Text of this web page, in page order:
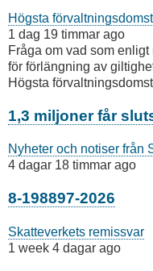
Högsta
1 dag 19 timmar ago
Fråga om vad som
för förlängning av
Högsta
1,3 miljoner får
Nyheter och notiser från
4 dagar 18 timmar ago
8-198897-2026
Skatteverkets remissvar
1 week 4 dagar ago